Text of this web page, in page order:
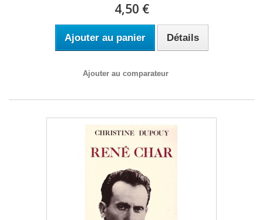
4,50 €
Ajouter au panier Détails
Ajouter au comparateur